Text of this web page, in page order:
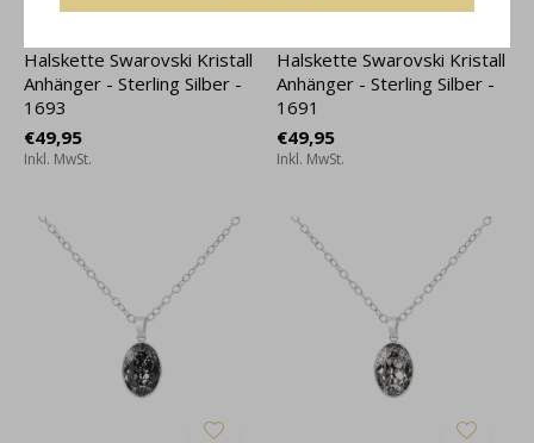
Halskette Swarovski Kristall
Anhänger - Sterling Silber -
1693
€49,95
Inkl. MwSt.
Halskette Swarovski Kristall
Anhänger - Sterling Silber -
1691
€49,95
Inkl. MwSt.